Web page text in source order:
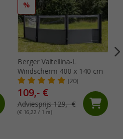
%
Berger Valtellina-L
Windscherm 400 x 140 cm
(20)
109,- €
Adviesprijs 129,- €
(€ 16,22 / 1 m)